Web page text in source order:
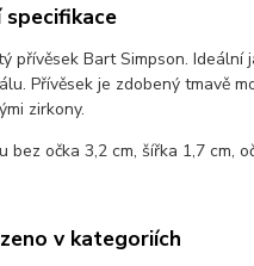
přívěsek Bart Simpson. Ideální
Přívěsek je zdobený tmavě
zirkony.
bez očka 3,2 cm, šířka 1,7 cm,
v kategoriích